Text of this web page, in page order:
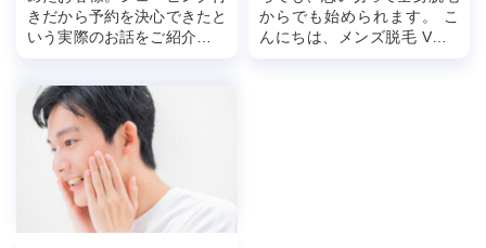
きだから予約を決心できたと
いう実際のお話をご紹介しま
ル）です。
先日、...
からでも始められます。 こ
んにちは、メンズ脱毛 VOIR